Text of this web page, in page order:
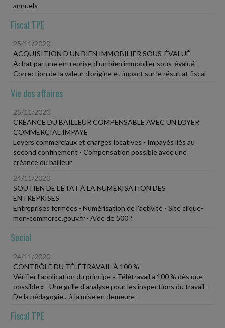
annuels
Fiscal TPE
25/11/2020
ACQUISITION D'UN BIEN IMMOBILIER SOUS-ÉVALUÉ
Achat par une entreprise d'un bien immobilier sous-évalué -
Correction de la valeur d'origine et impact sur le résultat fiscal
Vie des affaires
25/11/2020
CRÉANCE DU BAILLEUR COMPENSABLE AVEC UN LOYER
COMMERCIAL IMPAYÉ
Loyers commerciaux et charges locatives - Impayés liés au
second confinement - Compensation possible avec une
créance du bailleur
24/11/2020
SOUTIEN DE L'ÉTAT À LA NUMÉRISATION DES
ENTREPRISES
Entreprises fermées - Numérisation de l'activité - Site clique-
mon-commerce.gouv.fr - Aide de 500 ?
Social
24/11/2020
CONTRÔLE DU TÉLÉTRAVAIL À 100 %
Vérifier l'application du principe « Télétravail à 100 % dès que
possible » - Une grille d'analyse pour les inspections du travail -
De la pédagogie... à la mise en demeure
Fiscal TPE